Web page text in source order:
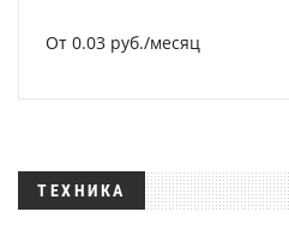
От 0.03 руб./месяц
ТЕХНИКА